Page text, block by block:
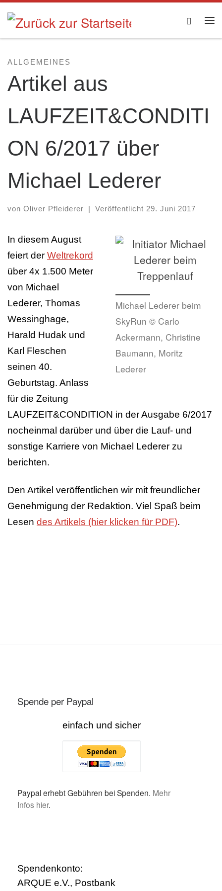
Zum Inhalt springen Search
ALLGEMEINES
Artikel aus
LAUFZEIT&CONDITI
ON 6/2017 über
Michael Lederer
von Oliver Pfleiderer Veröffentlicht 29. Juni 2017
Michael Lederer beim
SkyRun © Carlo
Ackermann, Christine
Baumann, Moritz
Lederer
In diesem August
feiert der Weltrekord
über 4x 1.500 Meter
von Michael
Lederer, Thomas
Wessinghage,
Harald Hudak und
Karl Fleschen
seinen 40.
Geburtstag. Anlass
für die Zeitung
LAUFZEIT&CONDITION in der Ausgabe 6/2017
nocheinmal darüber und über die Lauf- und
sonstige Karriere von Michael Lederer zu
berichten.
Den Artikel veröffentlichen wir mit freundlicher
Genehmigung der Redaktion. Viel Spaß beim
Lesen des Artikels (hier klicken für PDF).
Spende per Paypal
einfach und sicher
Paypal erhebt Gebühren bei Spenden. Mehr
Infos hier.
Spendenkonto:
ARQUE e.V., Postbank